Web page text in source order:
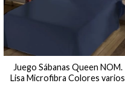
Juego Sábanas Queen NOM.
Lisa Microfibra Colores varios